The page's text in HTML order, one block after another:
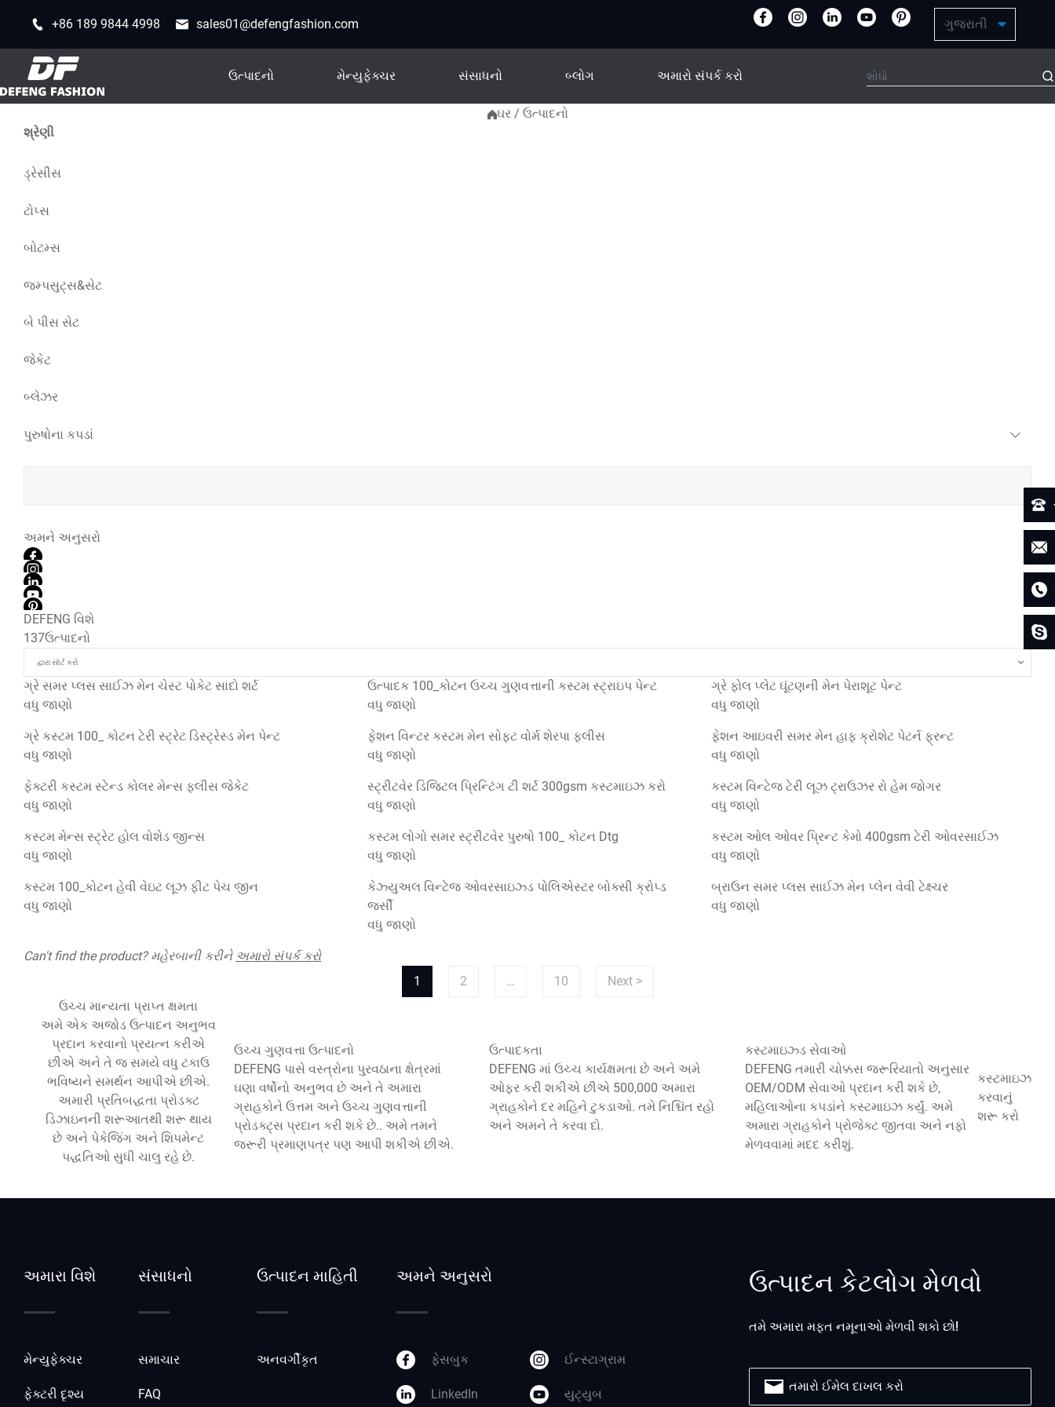
+86 189 9844 4998 sales01@defengfashion.com
ઉત્પાદનો મેન્યુફેક્ચર સંસાધનો બ્લોગ અમારો સંપર્ક કરો
ઘર/ ઉત્પાદનો
શ્રેણી
ડ્રેસીસ
ટોપ્સ
બોટમ્સ
જમ્પસુટ્સ&સેટ
બે પીસ સેટ
જેકેટ
બ્લેઝર
પુરુષોના કપડાં
અમને અનુસરો
DEFENG વિશે
137ઉત્પાદનો
ગ્રે સમર પ્લસ સાઈઝ મેન ચેસ્ટ પોકેટ સાદો શર્ટ
વધુ જાણો
ઉત્પાદક 100_કોટન ઉચ્ચ ગુણવત્તાની કસ્ટમ સ્ટ્રાઇપ પેન્ટ
વધુ જાણો
ગ્રે ફોલ પ્લેટ ઘૂંટણની મેન પેરાશૂટ પેન્ટ
વધુ જાણો
ગ્રે કસ્ટમ 100_ કોટન ટેરી સ્ટ્રેટ ડિસ્ટ્રેસ્ડ મેન પેન્ટ
વધુ જાણો
ફેશન વિન્ટર કસ્ટમ મેન સોફ્ટ વોર્મ શેરપા ફ્લીસ
વધુ જાણો
ફેશન આઇવરી સમર મેન હાફ ક્રોશેટ પેટર્ન ફ્રન્ટ
વધુ જાણો
ફેક્ટરી કસ્ટમ સ્ટેન્ડ કોલર મેન્સ ફ્લીસ જેકેટ
વધુ જાણો
સ્ટ્રીટવેર ડિજિટલ પ્રિન્ટિંગ ટી શર્ટ 300gsm કસ્ટમાઇઝ કરો
વધુ જાણો
કસ્ટમ વિન્ટેજ ટેરી લૂઝ ટ્રાઉઝર રો હેમ જોગર
વધુ જાણો
કસ્ટમ મેન્સ સ્ટ્રેટ હોલ વોશેડ જીન્સ
વધુ જાણો
કસ્ટમ લોગો સમર સ્ટ્રીટવેર પુરુષો 100_ કોટન Dtg
વધુ જાણો
કસ્ટમ ઓલ ઓવર પ્રિન્ટ કેમો 400gsm ટેરી ઓવરસાઈઝ
વધુ જાણો
કસ્ટમ 100_કોટન હેવી વેઇટ લૂઝ ફીટ પેચ જીન
વધુ જાણો
કેઝ્યુઅલ વિન્ટેજ ઓવરસાઇઝ્ડ પોલિએસ્ટર બોક્સી ક્રોપ્ડ
જર્સી
વધુ જાણો
બ્રાઉન સમર પ્લસ સાઈઝ મેન પ્લેન વેવી ટેક્ષ્ચર
વધુ જાણો
Can't find the product? મહેરબાની કરીને અમારો સંપર્ક કરો
1
2 … 10
Next >
ઉચ્ચ માન્યતા પ્રાપ્ત ક્ષમતા
અમે એક અજોડ ઉત્પાદન અનુભવ
પ્રદાન કરવાનો પ્રયત્ન કરીએ
છીએ અને તે જ સમયે વધુ ટકાઉ
ભવિષ્યને સમર્થન આપીએ છીએ.
અમારી પ્રતિબદ્ધતા પ્રોડક્ટ
ડિઝાઇનની શરૂઆતથી શરૂ થાય
છે અને પેકેજિંગ અને શિપમેન્ટ
પદ્ધતિઓ સુધી ચાલુ રહે છે.
ઉચ્ચ ગુણવત્તા ઉત્પાદનો
DEFENG પાસે વસ્ત્રોના પુરવઠાના ક્ષેત્રમાં
ઘણા વર્ષોનો અનુભવ છે અને તે અમારા
ગ્રાહકોને ઉત્તમ અને ઉચ્ચ ગુણવત્તાની
પ્રોડક્ટ્સ પ્રદાન કરી શકે છે.. અમે તમને
જરૂરી પ્રમાણપત્ર પણ આપી શકીએ છીએ.
ઉત્પાદકતા
DEFENG માં ઉચ્ચ કાર્યક્ષમતા છે અને અમે
ઓફર કરી શકીએ છીએ 500,000 અમારા
ગ્રાહકોને દર મહિને ટુકડાઓ. તમે નિશ્ચિંત રહો
અને અમને તે કરવા દો.
કસ્ટમાઇઝ્ડ સેવાઓ
DEFENG તમારી ચોક્કસ જરૂરિયાતો અનુસાર
OEM/ODM સેવાઓ પ્રદાન કરી શકે છે,
મહિલાઓના કપડાંને કસ્ટમાઇઝ કર્યું. અમે
અમારા ગ્રાહકોને પ્રોજેક્ટ જીતવા અને નફો
મેળવવામાં મદદ કરીશું.
કસ્ટમાઇઝ
કરવાનું
શરૂ કરો
અમારા વિશે
મેન્યુફેક્ચર
ફેક્ટરી દૃશ્ય
સંસાધનો
સમાચાર
FAQ
ઉત્પાદન માહિતી
અનવર્ગીકૃત
અમને અનુસરો
ફેસબુક ઈન્સ્ટાગ્રામ
LinkedIn યુટ્યુબ
ઉત્પાદન કેટલોગ મેળવો
તમે અમારા મફત નમૂનાઓ મેળવી શકો છો!